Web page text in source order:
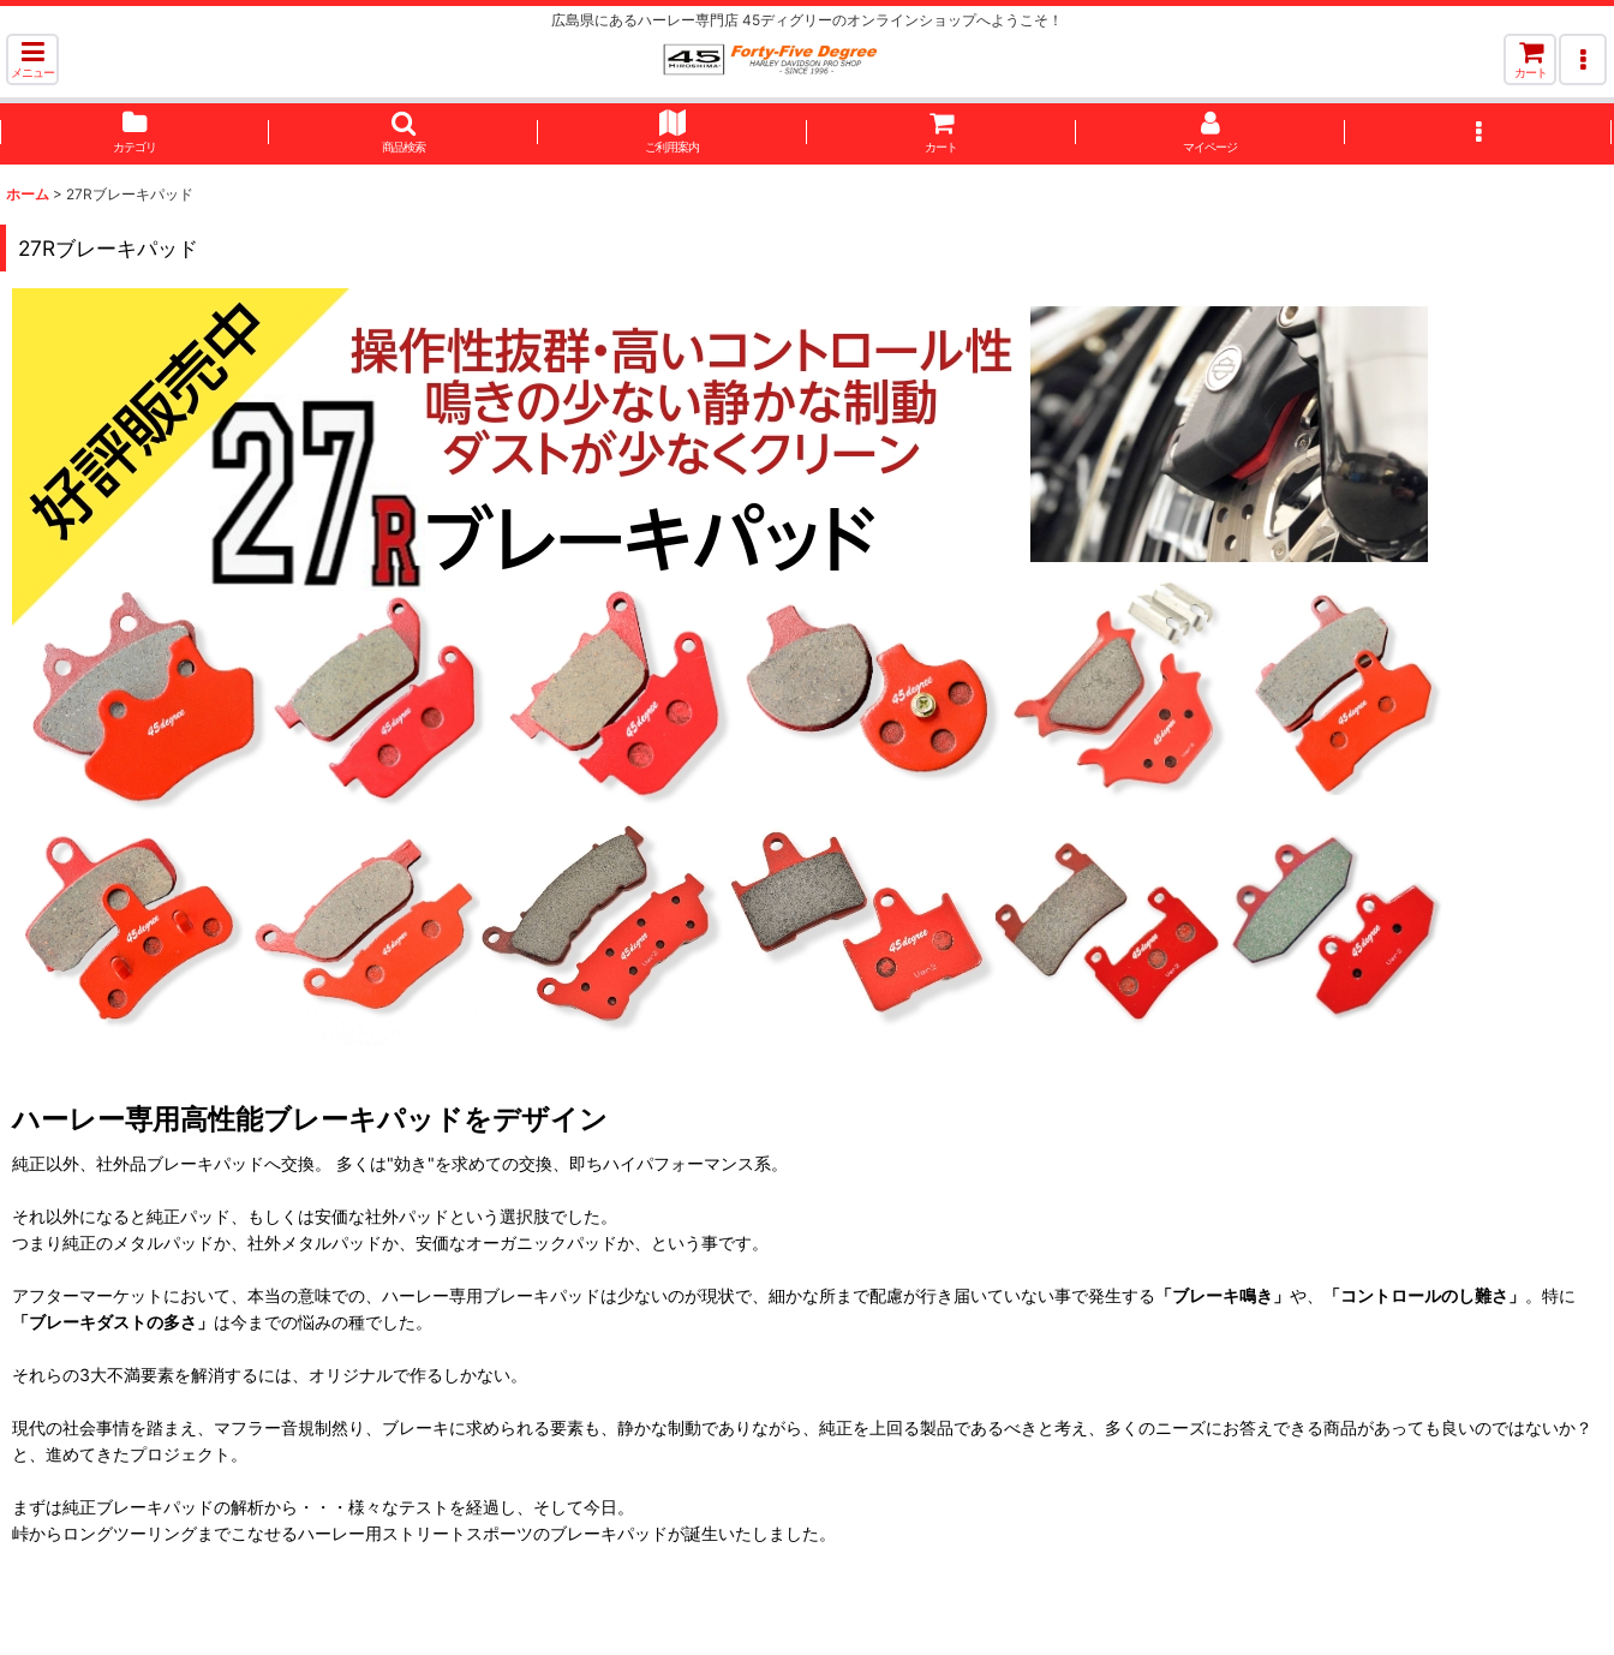
広島県にあるハーレー専門店 45ディグリーのオンラインショップへようこそ！
メニュー カート
カテゴリ 商品検索 ご利用案内 カート マイページ
ホーム > 27Rブレーキパッド
27Rブレーキパッド
ハーレー専用高性能ブレーキパッドをデザイン
純正以外、社外品ブレーキパッドへ交換。 多くは"効き"を求めての交換、即ちハイパフォーマンス系。
それ以外になると純正パッド、もしくは安価な社外パッドという選択肢でした。
つまり純正のメタルパッドか、社外メタルパッドか、安価なオーガニックパッドか、という事です。
アフターマーケットにおいて、本当の意味での、ハーレー専用ブレーキパッドは少ないのが現状で、細かな所まで配慮が行き届いていない事で発生する 「ブレーキ鳴き」 や、 「コントロールのし難さ」 。特に
「ブレーキダストの多さ」 は今までの悩みの種でした。
それらの3大不満要素を解消するには、オリジナルで作るしかない。
現代の社会事情を踏まえ、マフラー音規制然り、ブレーキに求められる要素も、静かな制動でありながら、純正を上回る製品であるべきと考え、多くのニーズにお答えできる商品があっても良いのではないか？
と、進めてきたプロジェクト。
まずは純正ブレーキパッドの解析から・・・様々なテストを経過し、そして今日。
峠からロングツーリングまでこなせるハーレー用ストリートスポーツのブレーキパッドが誕生いたしました。